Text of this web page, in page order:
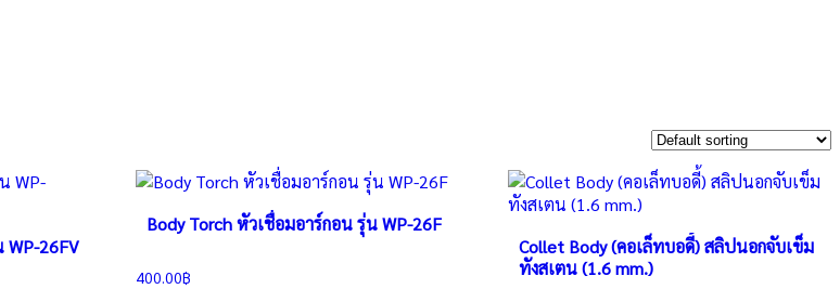
WP-26FV
Body Torch หัวเชื่อมอาร์กอน รุ่น WP-26F
400.00฿
Collet Body (คอเล็ทบอดี้) สลิปนอกจับเข็ม
ทังสเตน (1.6 mm.)